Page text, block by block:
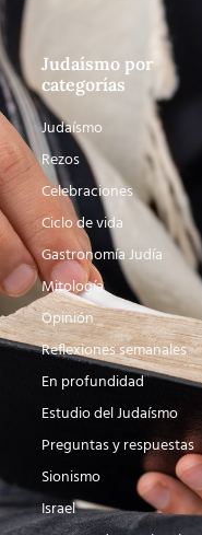
Judaísmo por
categorías
Judaísmo
Rezos
Celebraciones
Ciclo de vida
Gastronomía Judía
Mitología
Opinión
Reflexiones semanales
En profundidad
Estudio del Judaísmo
Preguntas y respuestas
Sionismo
Israel